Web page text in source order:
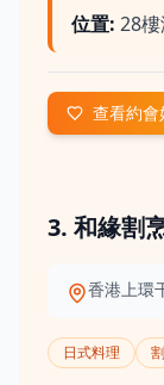
位置: 28
查看約會
3. 和緣割
香港上環
日式料理